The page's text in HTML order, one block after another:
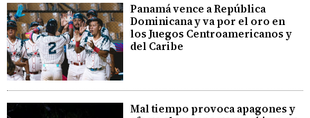
Panamá vence a República
Dominicana y va por el oro en
los Juegos Centroamericanos y
del Caribe
Mal tiempo provoca apagones y